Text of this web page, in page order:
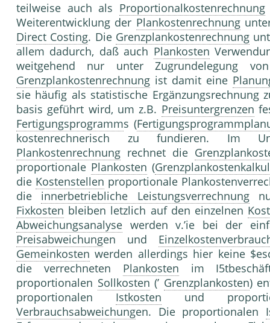
teilweise auch als Proportionalkostenrechnung
Weiterentwicklung der Plankostenrechnung
Direct Costing. Die Grenzplankostenrechnung
allem dadurch, daß auch Plankosten
weitgehend nur unter Zugrundelegung
Grenzplankostenrechnung ist damit eine
sie häufig als statistische Ergänzungsrechnung
basis geführt wird, um z.B. Preisuntergrenzen
Fertigungsprogramms (
kostenrechnerisch zu fundieren. Im
Plankostenrechnung rechnet die
proportionale Plankosten (
die Kostenstellen proportionale
die innerbetriebliche Leistungsverrechnung
Fixkosten bleiben letzlich auf den einzelnen
Abweichungsanalyse werden v.’ie bei der
Preisabweichungen und
Gemeinkosten werden allerdings hier keine
die verrechneten Plankosten im
proportionalen Sollkosten (’ Grenzplankosten)
proportionalen Istkosten und
Verbrauchsabweichungen. Die proportionalen